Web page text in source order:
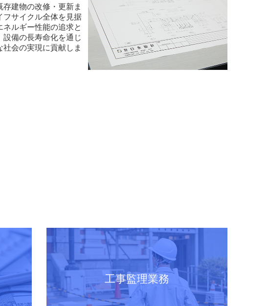
存建物の改修・更新ま
フサイクル全体を見据
ネルギー性能の追求と
設備の長寿命化を通じ
社会の実現に貢献しま
工事監理業務